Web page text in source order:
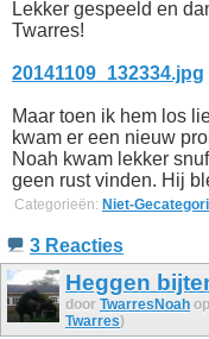
Lekker gespeeld en
Twarres!
20141109_132334.jpg
Maar toen ik hem los
kwam er een nieuw
Noah kwam lekker
geen rust vinden. Hij
Categorieën: Niet-
3 Reacties
Heggen
door TwarresNoah
Twarres)